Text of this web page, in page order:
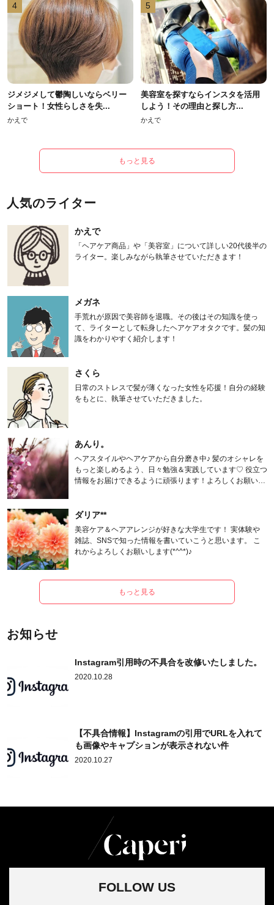
4
ジメジメして鬱陶しいならベリー
ショート！女性らしさを失...
かえで
5
美容室を探すならインスタを活用
しよう！その理由と探し方...
かえで
もっと見る
人気のライター
かえで
「ヘアケア商品」や「美容室」について詳しい20代後半の
ライター。楽しみながら執筆させていただきます！
メガネ
手荒れが原因で美容師を退職。その後はその知識を使っ
て、ライターとして転身したヘアケアオタクです。髪の知
識をわかりやすく紹介します！
さくら
日常のストレスで髪が薄くなった女性を応援！自分の経験
をもとに、執筆させていただきました。
あんり。
ヘアスタイルやヘアケアから自分磨き中♪ 髪のオシャレを
もっと楽しめるよう、日々勉強＆実践しています♡ 役立つ
情報をお届けできるように頑張ります！よろしくお願いし
ダリア**
美容ケア＆ヘアアレンジが好きな大学生です！ 実体験や
雑誌、SNSで知った情報を書いていこうと思います。 こ
れからよろしくお願いします(*^^*)♪
もっと見る
お知らせ
Instagram引用時の不具合を改修いたしました。
2020.10.28
【不具合情報】Instagramの引用でURLを入れて
も画像やキャプションが表示されない件
2020.10.27
FOLLOW US